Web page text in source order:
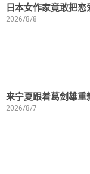
日本女作家竟敢把恋
2026/8/8
来宁夏跟着葛剑雄重
2026/8/7